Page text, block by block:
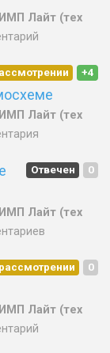
Лайт (тех
+4
Лайт (тех
0
Отвечен
Лайт (тех
0
Лайт (тех